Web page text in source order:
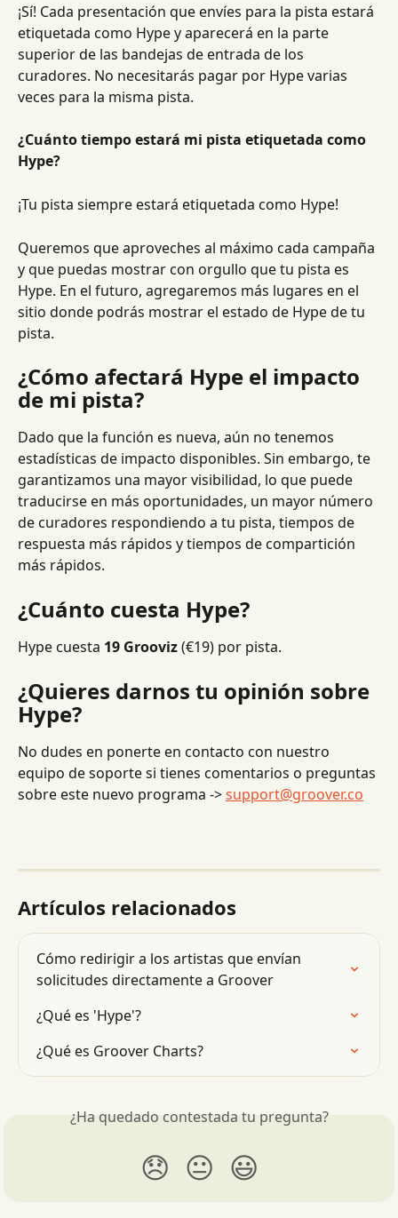
¡Sí! Cada presentación que envíes para la pista estará
etiquetada como Hype y aparecerá en la parte
superior de las bandejas de entrada de los
curadores. No necesitarás pagar por Hype varias
veces para la misma pista.
¿Cuánto tiempo estará mi pista etiquetada como
Hype?
¡Tu pista siempre estará etiquetada como Hype!
Queremos que aproveches al máximo cada campaña
y que puedas mostrar con orgullo que tu pista es
Hype. En el futuro, agregaremos más lugares en el
sitio donde podrás mostrar el estado de Hype de tu
pista.
¿Cómo afectará Hype el impacto
de mi pista?
Dado que la función es nueva, aún no tenemos
estadísticas de impacto disponibles. Sin embargo, te
garantizamos una mayor visibilidad, lo que puede
traducirse en más oportunidades, un mayor número
de curadores respondiendo a tu pista, tiempos de
respuesta más rápidos y tiempos de compartición
más rápidos.
¿Cuánto cuesta Hype?
Hype cuesta 19 Grooviz (€19) por pista.
¿Quieres darnos tu opinión sobre
Hype?
No dudes en ponerte en contacto con nuestro
equipo de soporte si tienes comentarios o preguntas
sobre este nuevo programa -> support@groover.co
Artículos relacionados
Cómo redirigir a los artistas que envían
solicitudes directamente a Groover
¿Qué es 'Hype'?
¿Qué es Groover Charts?
¿Ha quedado contestada tu pregunta?
😞 😐 😃